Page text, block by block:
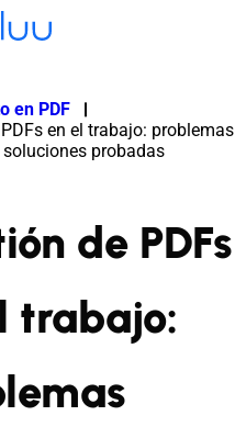
en PDF
en el trabajo: problemas
probadas
de PDFs
trabajo: